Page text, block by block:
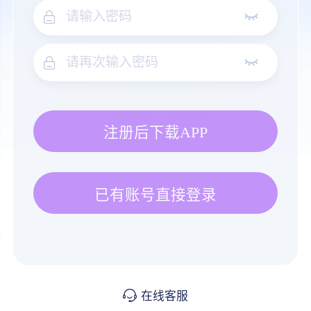
注册后下载APP
已有账号直接登录
在线客服